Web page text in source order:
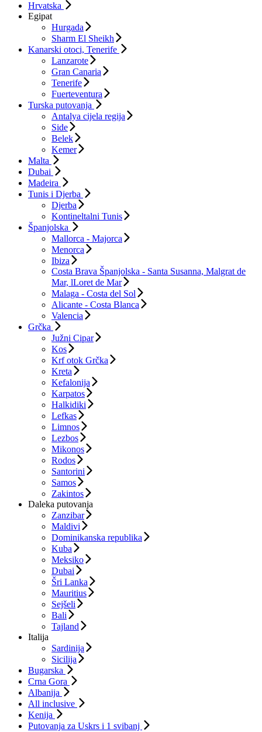
Hrvatska
Egipat
Hurgada
Sharm El Sheikh
Kanarski otoci, Tenerife
Lanzarote
Gran Canaria
Tenerife
Fuerteventura
Turska putovanja
Antalya cijela regija
Side
Belek
Kemer
Malta
Dubai
Madeira
Tunis i Djerba
Djerba
Kontineltalni Tunis
Španjolska
Mallorca - Majorca
Menorca
Ibiza
Costa Brava Španjolska - Santa Susanna, Malgrat de
Mar, lLoret de Mar
Malaga - Costa del Sol
Alicante - Costa Blanca
Valencia
Grčka
Južni Cipar
Kos
Krf otok Grčka
Kreta
Kefalonija
Karpatos
Halkidiki
Lefkas
Limnos
Lezbos
Mikonos
Rodos
Santorini
Samos
Zakintos
Daleka putovanja
Zanzibar
Maldivi
Dominikanska republika
Kuba
Meksiko
Dubai
Šri Lanka
Mauritius
Sejšeli
Bali
Tajland
Italija
Sardinija
Sicilija
Bugarska
Crna Gora
Albanija
All inclusive
Kenija
Putovanja za Uskrs i 1 svibanj